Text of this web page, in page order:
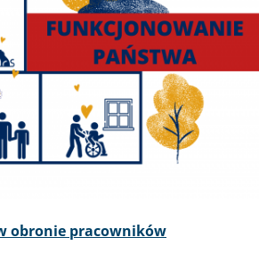
obronie pracowników